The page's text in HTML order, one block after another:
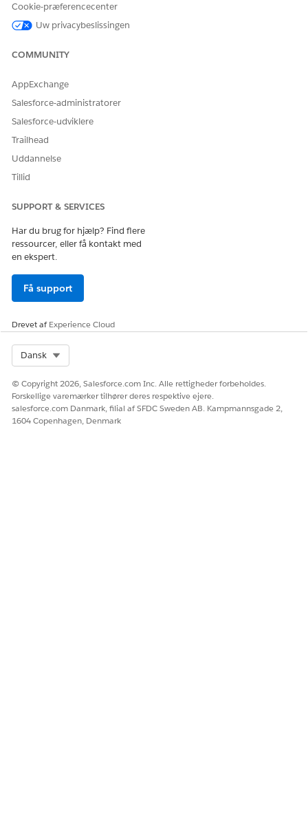
Cookie-præferencecenter
Uw privacybeslissingen
COMMUNITY
AppExchange
Salesforce-administratorer
Salesforce-udviklere
Trailhead
Uddannelse
Tillid
SUPPORT & SERVICES
Har du brug for hjælp? Find flere
ressourcer, eller få kontakt med
en ekspert.
Få support
Drevet afExperience Cloud
Dansk
© Copyright 2026, Salesforce.com Inc. Alle rettigheder forbeholdes.
Forskellige varemærker tilhører deres respektive ejere.
salesforce.com Danmark, filial af SFDC Sweden AB. Kampmannsgade 2,
1604 Copenhagen, Denmark